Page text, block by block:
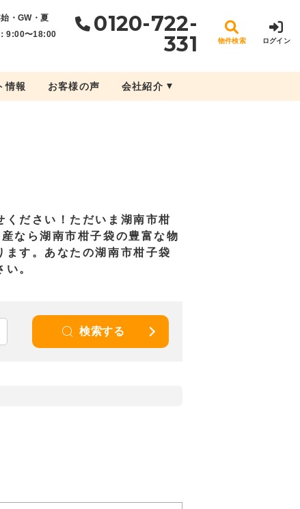
0120-722-
331
・GW・夏
9:00〜18:00
物件検索 ログイン
情報 お客様の声 会社紹介
ださい！ただいま湖南市柑
なら湖南市柑子袋の豊富な物
す。あなたの湖南市柑子袋
。
検索する